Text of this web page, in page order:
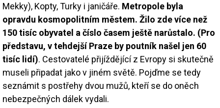
Mekky), Kopty, Turky i janičáře. Metropole byla
opravdu kosmopolitním městem. Žilo zde více než
150 tisíc obyvatel a číslo časem ještě narůstalo. (Pro
představu, v tehdejší Praze by poutník našel jen 60
tisíc lidí). Cestovatelé přijíždějící z Evropy si skutečně
museli připadat jako v jiném světě. Pojďme se tedy
seznámit s postřehy dvou mužů, kteří se do oněch
nebezpečných dálek vydali.